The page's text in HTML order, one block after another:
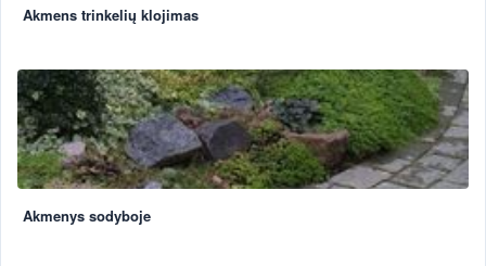
Akmens trinkelių klojimas
Akmenys sodyboje